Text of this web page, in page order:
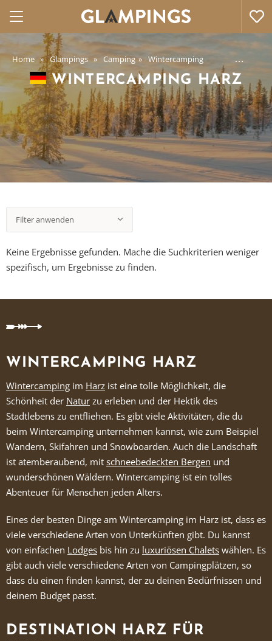
Home Glampings Camping Wintercamping
WINTERCAMPING HARZ
Filter anwenden
Keine Ergebnisse gefunden. Mache die Suchkriterien weniger
spezifisch, um Ergebnisse zu finden.
WINTERCAMPING HARZ
Wintercamping im Harz ist eine tolle Möglichkeit, die
Schönheit der Natur zu erleben und der Hektik des
Stadtlebens zu entfliehen. Es gibt viele Aktivitäten, die du
beim Wintercamping unternehmen kannst, wie zum Beispiel
Wandern, Skifahren und Snowboarden. Auch die Landschaft
ist atemberaubend, mit schneebedeckten Bergen und
wunderschönen Wäldern. Wintercamping ist ein tolles
Abenteuer für Menschen jeden Alters.
Eines der besten Dinge am Wintercamping im Harz ist, dass es
viele verschiedene Arten von Unterkünften gibt. Du kannst
von einfachen Lodges bis hin zu luxuriösen Chalets wählen. Es
gibt auch viele verschiedene Arten von Campingplätzen, so
dass du einen finden kannst, der zu deinen Bedürfnissen und
deinem Budget passt.
DESTINATION HARZ FÜR